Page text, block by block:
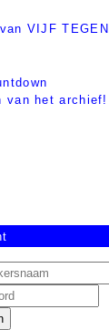
VIJF TEGEN
van het archief!